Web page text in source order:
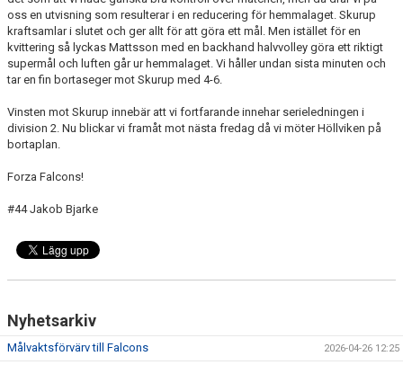
oss en utvisning som resulterar i en reducering för hemmalaget. Skurup
kraftsamlar i slutet och ger allt för att göra ett mål. Men istället för en
kvittering så lyckas Mattsson med en backhand halvvolley göra ett riktigt
supermål och luften går ur hemmalaget. Vi håller undan sista minuten och
tar en fin bortaseger mot Skurup med 4-6.
Vinsten mot Skurup innebär att vi fortfarande innehar serieledningen i
division 2. Nu blickar vi framåt mot nästa fredag då vi möter Höllviken på
bortaplan.
Forza Falcons!
#44 Jakob Bjarke
Nyhetsarkiv
Målvaktsförvärv till Falcons 2026-04-26 12:25